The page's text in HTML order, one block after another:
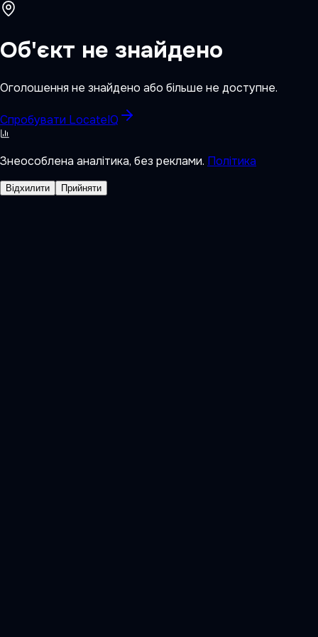
Об'єкт не знайдено
Оголошення не знайдено або більше не доступне.
Спробувати LocateIQ
Знеособлена аналітика, без реклами. Політика
Відхилити Прийняти